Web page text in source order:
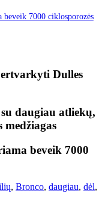
7000 ciklosporozės
Dulles
daugiau atliekų,
medžiagas
beveik 7000
, Bronco, daugiau, dėl,